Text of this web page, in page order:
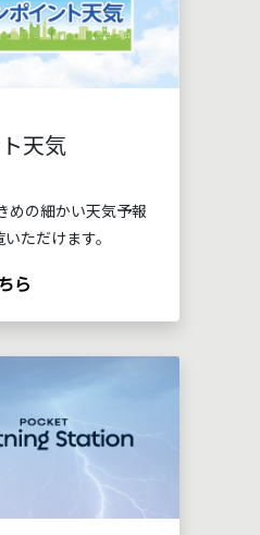
天気
めの細かい天気予報
ただけます。
ら